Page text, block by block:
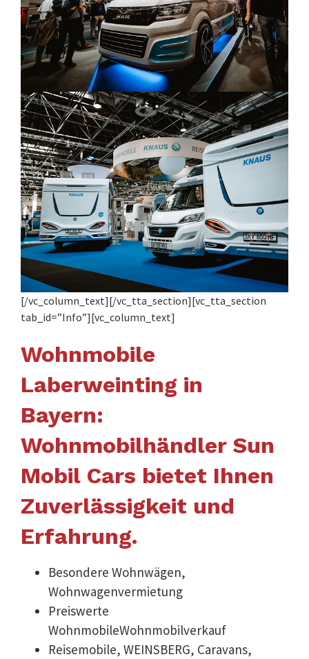
[/vc_column_text][/vc_tta_section][vc_tta_section
tab_id=”Info”][vc_column_text]
Wohnmobile
Laberweinting in
Bayern:
Wohnmobilhändler Sun
Mobil Cars bietet Ihnen
Zuverlässigkeit und
Erfahrung.
Besondere Wohnwägen,
Wohnwagenvermietung
Preiswerte
WohnmobileWohnmobilverkauf
Reisemobile, WEINSBERG, Caravans,